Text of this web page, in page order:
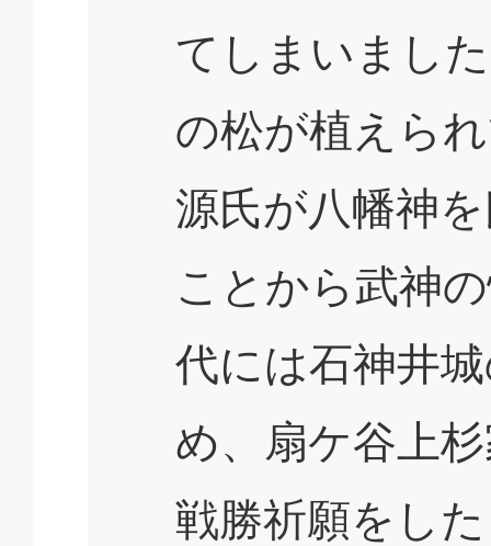
てしまいまし
の松が植えら
源氏が八幡神
ことから武神
代には石神井
め、扇ケ谷上
戦勝祈願をし